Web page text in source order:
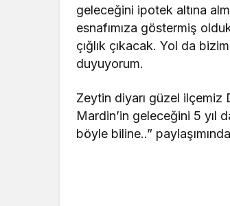
geleceğini ipotek altına
esnafımıza göstermiş
çığlık çıkacak. Yol da
duyuyorum.
Zeytin diyarı güzel ilçemiz
Mardin’in geleceğini 5 yıl
böyle biline..”